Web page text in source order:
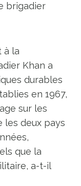
brigadier
à la
Khan a
durables
en 1967,
sur les
les deux pays
que la
a-t-il